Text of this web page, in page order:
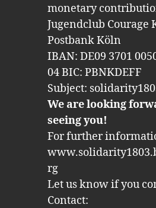
monetary
Jugendclub Courage
Postbank Köln
IBAN: DE09 3701
04 BIC: PBNKDEFF
Subject:
We are looking
seeing you!
For further
rg
Let us know if you
Contact: